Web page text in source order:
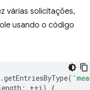
várias solicitações,
usando o código
.getEntriesByType(
; ++i)
{